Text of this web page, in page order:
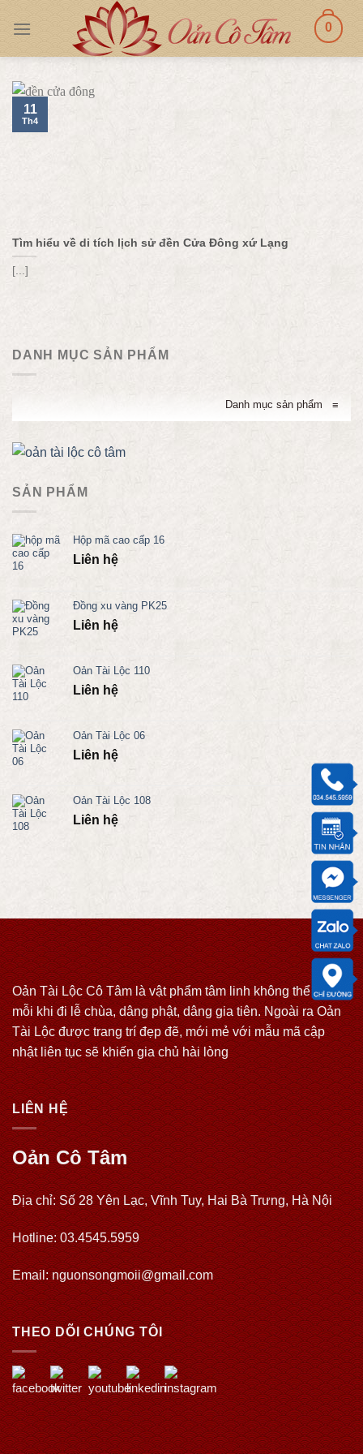
0
Tìm hiểu về di tích lịch sử đền Cửa Đông xứ Lạng
[...]
11
Th4
DANH MỤC SẢN PHẨM
Danh mục sản phẩm ≡
SẢN PHẨM
Hộp mã cao cấp 16
Liên hệ
Đồng xu vàng PK25
Liên hệ
Oản Tài Lộc 110
Liên hệ
Oản Tài Lộc 06
Liên hệ
Oản Tài Lộc 108
Liên hệ
Oản Tài Lộc Cô Tâm là vật phẩm tâm linh không thể thiếu
mỗi khi đi lễ chùa, dâng phật, dâng gia tiên. Ngoài ra Oản
Tài Lộc được trang trí đẹp đẽ, mới mẻ với mẫu mã cập
nhật liên tục sẽ khiến gia chủ hài lòng
LIÊN HỆ
Oản Cô Tâm
Địa chỉ: Số 28 Yên Lạc, Vĩnh Tuy, Hai Bà Trưng, Hà Nội
Hotline: 03.4545.5959
Email: nguonsongmoii@gmail.com
THEO DÕI CHÚNG TÔI